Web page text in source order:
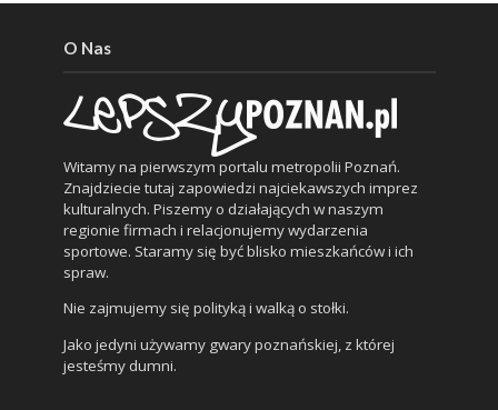
O Nas
Witamy na pierwszym portalu metropolii Poznań.
Znajdziecie tutaj zapowiedzi najciekawszych imprez
kulturalnych. Piszemy o działających w naszym
regionie firmach i relacjonujemy wydarzenia
sportowe. Staramy się być blisko mieszkańców i ich
spraw.
Nie zajmujemy się polityką i walką o stołki.
Jako jedyni używamy gwary poznańskiej, z której
jesteśmy dumni.